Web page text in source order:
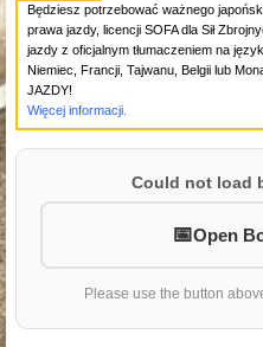
Będziesz potrzebować ważnego
prawa jazdy, licencji SOFA dla Sił
jazdy z oficjalnym tłumaczeniem na
Niemiec, Francji, Tajwanu, Belgii lub
JAZDY!
Więcej informacji.
Could not load
Open
Please use the button